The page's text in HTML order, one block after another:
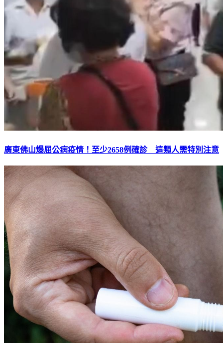
廣東佛山爆屈公病疫情！至少2658例確診 這類人需特別注意